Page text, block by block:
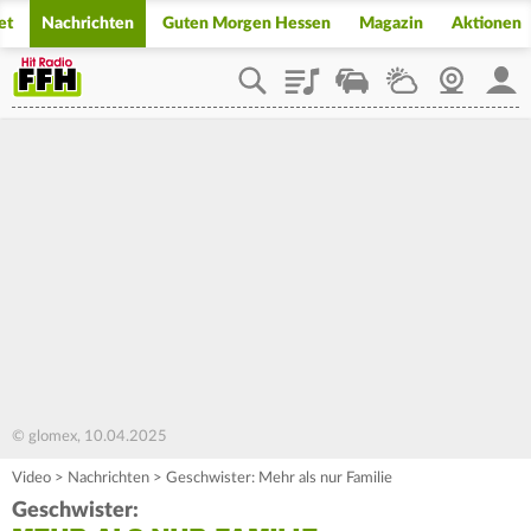
Nachrichten Guten Morgen Hessen Magazin Aktionen
PlaylistStaupilotWetterWebcam
© glomex, 10.04.2025
Video > Nachrichten > Geschwister: Mehr als nur Familie
Geschwister: